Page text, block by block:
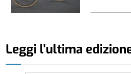
Leggi l'ultima